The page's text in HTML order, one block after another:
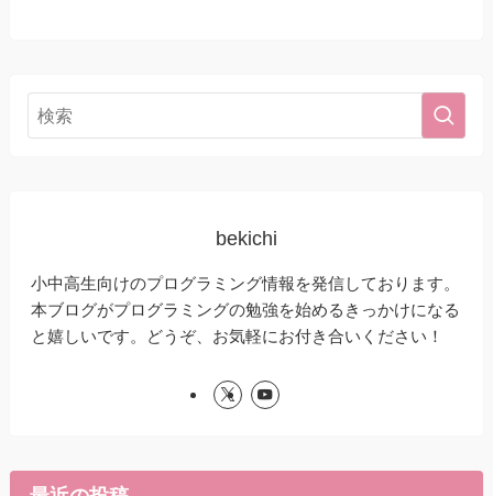
bekichi
小中高生向けのプログラミング情報を発信しております。
本ブログがプログラミングの勉強を始めるきっかけになる
と嬉しいです。どうぞ、お気軽にお付き合いください！